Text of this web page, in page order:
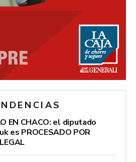
EN CHACO: el diputado
es PROCESADO POR